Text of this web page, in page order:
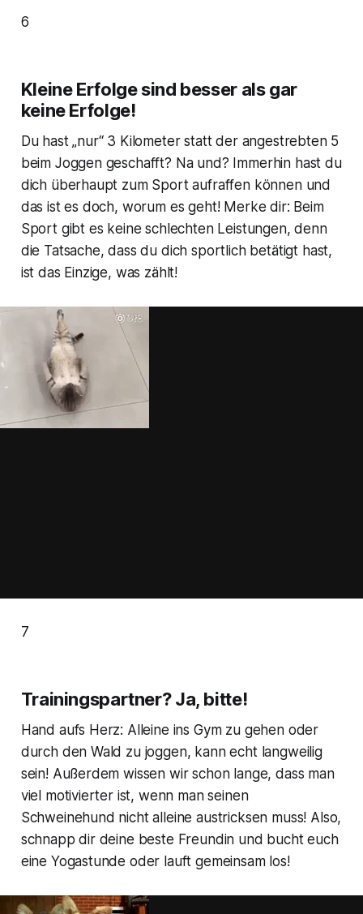
6
Kleine Erfolge sind besser als gar
keine Erfolge!
Du hast „nur“ 3 Kilometer statt der angestrebten 5
beim Joggen geschafft? Na und? Immerhin hast du
dich überhaupt zum Sport aufraffen können und
das ist es doch, worum es geht! Merke dir: Beim
Sport gibt es keine schlechten Leistungen, denn
die Tatsache, dass du dich sportlich betätigt hast,
ist das Einzige, was zählt!
7
Trainingspartner? Ja, bitte!
Hand aufs Herz: Alleine ins Gym zu gehen oder
durch den Wald zu joggen, kann echt langweilig
sein! Außerdem wissen wir schon lange, dass man
viel motivierter ist, wenn man seinen
Schweinehund nicht alleine austricksen muss! Also,
schnapp dir deine beste Freundin und bucht euch
eine Yogastunde oder lauft gemeinsam los!